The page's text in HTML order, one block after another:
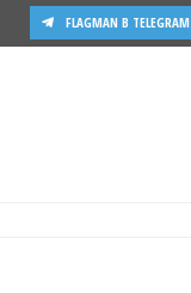
FLAGMAN В TELEGRAM